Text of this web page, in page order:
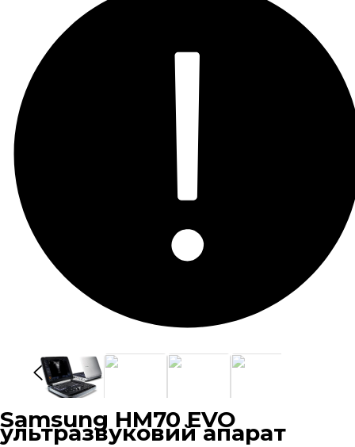
Samsung HM70 EVO
ультразвуковий апарат